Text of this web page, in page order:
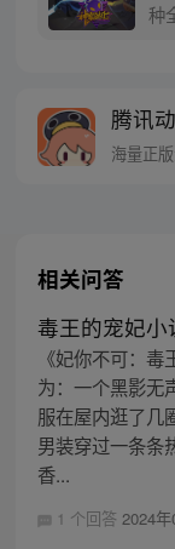
种
只
腾讯
海量正
相关问答
毒王的宠妃小
《妃你不可：
为：一个黑影无
服在屋内逛了几
男装穿过一条条
香...
1 个回答 2024